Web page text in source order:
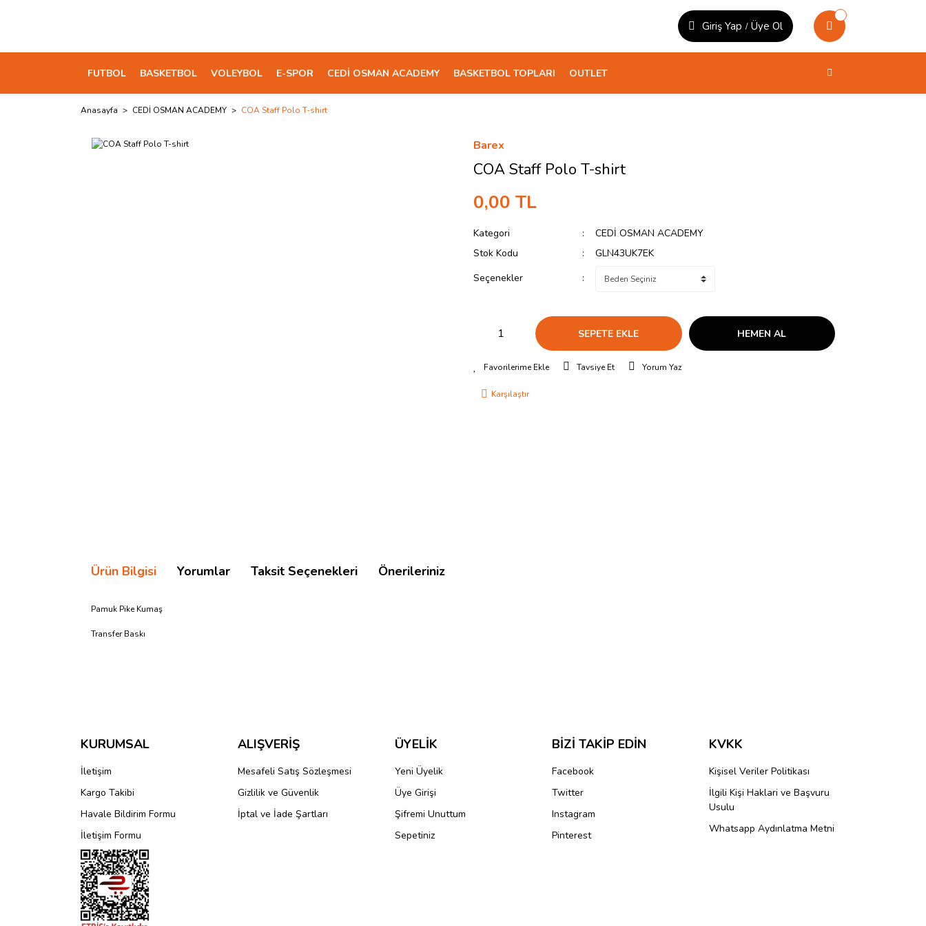
Giriş Yap / Üye Ol
FUTBOL BASKETBOL VOLEYBOL E-SPOR CEDİ OSMAN ACADEMY BASKETBOL TOPLARI OUTLET
Anasayfa CEDİ OSMAN ACADEMY COA Staff Polo T-shirt
Barex
COA Staff Polo T-shirt
0,00 TL
Kategori
CEDİ OSMAN ACADEMY
Stok Kodu
GLN43UK7EK
Seçenekler
SEPETE EKLE HEMEN AL
Tavsiye Et Yorum Yaz
Karşılaştır
Ürün Bilgisi Yorumlar Taksit Seçenekleri Önerileriniz
Pamuk Pike Kumaş
Transfer Baskı
Ürün açıklamasında eksik bilgiler bulunuyor.
Ürün fiyatı diğer sitelerden daha pahalı.
Bu ürüne benzer farklı alternatifler olmalı.
KURUMSAL
İletişim
Kargo Takibi
Havale Bildirim Formu
İletişim Formu
ALIŞVERİŞ
Mesafeli Satış Sözleşmesi
Gizlilik ve Güvenlik
İptal ve İade Şartları
ÜYELİK
Yeni Üyelik
Üye Girişi
Şifremi Unuttum
Sepetiniz
BİZİ TAKİP EDİN
Facebook
Twitter
Instagram
Pinterest
KVKK
Kişisel Veriler Politikası
İlgili Kişi Haklari ve Başvuru
Usulu
Whatsapp Aydınlatma Metni